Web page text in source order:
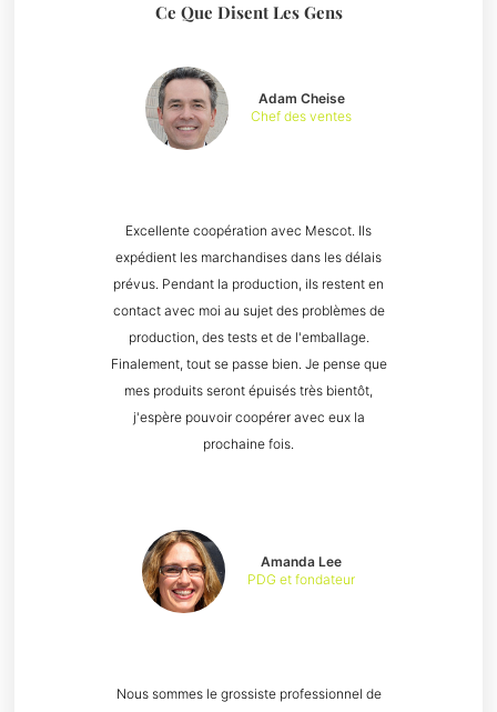
Ce Que Disent Les Gens
Nous sommes le grossiste professionnel de
Amanda Lee
PDG et fondateur
Excellente coopération avec Mescot. Ils
expédient les marchandises dans les délais
prévus. Pendant la production, ils restent en
contact avec moi au sujet des problèmes de
production, des tests et de l'emballage.
Finalement, tout se passe bien. Je pense que
mes produits seront épuisés très bientôt,
j'espère pouvoir coopérer avec eux la
prochaine fois.
Adam Cheise
Chef des ventes